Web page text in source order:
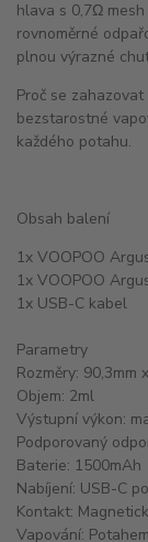
hlava s 0,7Ω
rovnoměrné
plnou výrazné
Proč se
bezstarostné
každého potahu.
Obsah balení
1x VOOPOO
1x VOOPOO
1x USB-C kabel
Parametry
Rozměry: 90,3mm
Objem: 2ml
Výstupní výkon:
Podporovaný
Baterie: 1500mAh
Nabíjení: USB-C
Kontakt:
Vapování: Potahem